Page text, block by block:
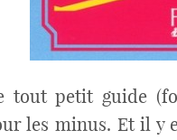
tout petit guide
les minus. Et il y